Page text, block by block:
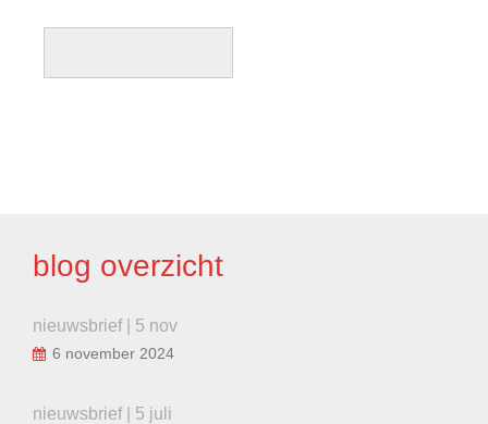
blog overzicht
nieuwsbrief | 5 nov
6 november 2024
nieuwsbrief | 5 juli